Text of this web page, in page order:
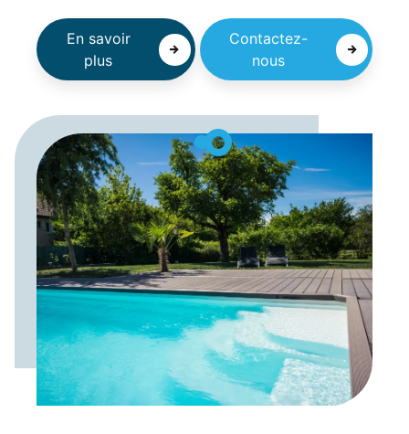
En savoir
plus
Contactez-
nous